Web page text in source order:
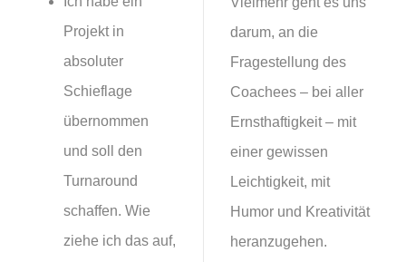
Projekt in
absoluter
Schieflage
übernommen
und soll den
Turnaround
schaffen. Wie
ziehe ich das auf,
darum, an die
Fragestellung des
Coachees – bei aller
Ernsthaftigkeit – mit
einer gewissen
Leichtigkeit, mit
Humor und Kreativität
heranzugehen.